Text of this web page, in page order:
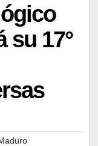
su 17°